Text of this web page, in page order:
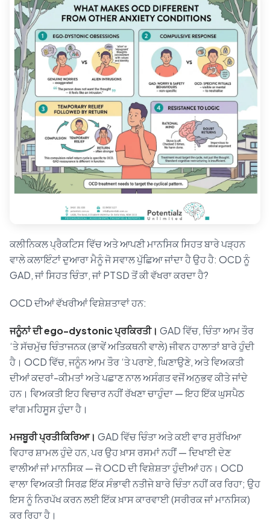
ਕਲੀਨਿਕਲ ਪ੍ਰੈਕਟਿਸ ਵਿੱਚ ਅਤੇ ਆਪਣੀ ਮਾਨਸਿਕ ਸਿਹਤ ਬਾਰੇ ਪੜ੍ਹਨ
ਵਾਲੇ ਕਲਾਇੰਟਾਂ ਦੁਆਰਾ ਮੈਨੂੰ ਜੋ ਸਵਾਲ ਪੁੱਛਿਆ ਜਾਂਦਾ ਹੈ ਉਹ ਹੈ: OCD ਨੂੰ
GAD, ਜਾਂ ਸਿਹਤ ਚਿੰਤਾ, ਜਾਂ PTSD ਤੋਂ ਕੀ ਵੱਖਰਾ ਕਰਦਾ ਹੈ?
OCD ਦੀਆਂ ਵੱਖਰੀਆਂ ਵਿਸ਼ੇਸ਼ਤਾਵਾਂ ਹਨ:
ਜਨੂੰਨਾਂ ਦੀ ego-dystonic ਪ੍ਰਕਿਰਤੀ। GAD ਵਿੱਚ, ਚਿੰਤਾ ਆਮ ਤੌਰ
‘ਤੇ ਸੱਚਮੁੱਚ ਚਿੰਤਾਜਨਕ (ਭਾਵੇਂ ਅਤਿਕਥਨੀ ਵਾਲੇ) ਜੀਵਨ ਹਾਲਾਤਾਂ ਬਾਰੇ ਹੁੰਦੀ
ਹੈ। OCD ਵਿੱਚ, ਜਨੂੰਨ ਆਮ ਤੌਰ ‘ਤੇ ਪਰਾਏ, ਘਿਣਾਉਣੇ, ਅਤੇ ਵਿਅਕਤੀ
ਦੀਆਂ ਕਦਰਾਂ-ਕੀਮਤਾਂ ਅਤੇ ਪਛਾਣ ਨਾਲ ਅਸੰਗਤ ਵਜੋਂ ਅਨੁਭਵ ਕੀਤੇ ਜਾਂਦੇ
ਹਨ। ਵਿਅਕਤੀ ਇਹ ਵਿਚਾਰ ਨਹੀਂ ਰੱਖਣਾ ਚਾਹੁੰਦਾ — ਇਹ ਇੱਕ ਘੁਸਪੈਠ
ਵਾਂਗ ਮਹਿਸੂਸ ਹੁੰਦਾ ਹੈ।
ਮਜਬੂਰੀ ਪ੍ਰਤੀਕਿਰਿਆ। GAD ਵਿੱਚ ਚਿੰਤਾ ਅਤੇ ਕਈ ਵਾਰ ਸੁਰੱਖਿਆ
ਵਿਹਾਰ ਸ਼ਾਮਲ ਹੁੰਦੇ ਹਨ, ਪਰ ਉਹ ਖ਼ਾਸ ਰਸਮਾਂ ਨਹੀਂ — ਦਿਖਾਈ ਦੇਣ
ਵਾਲੀਆਂ ਜਾਂ ਮਾਨਸਿਕ — ਜੋ OCD ਦੀ ਵਿਸ਼ੇਸ਼ਤਾ ਹੁੰਦੀਆਂ ਹਨ। OCD
ਵਾਲਾ ਵਿਅਕਤੀ ਸਿਰਫ਼ ਇੱਕ ਸੰਭਾਵੀ ਨਤੀਜੇ ਬਾਰੇ ਚਿੰਤਾ ਨਹੀਂ ਕਰ ਰਿਹਾ; ਉਹ
ਇਸ ਨੂੰ ਨਿਰਪੱਖ ਕਰਨ ਲਈ ਇੱਕ ਖ਼ਾਸ ਕਾਰਵਾਈ (ਸਰੀਰਕ ਜਾਂ ਮਾਨਸਿਕ)
ਕਰ ਰਿਹਾ ਹੈ।